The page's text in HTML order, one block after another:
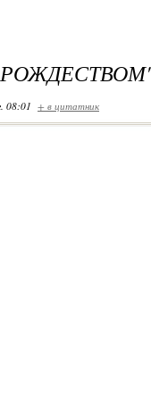
08:01 + в цитатник